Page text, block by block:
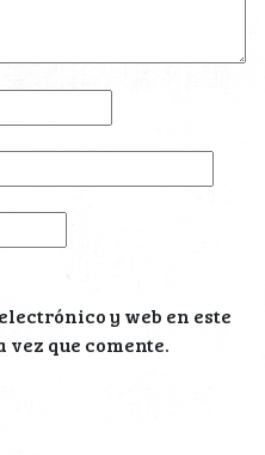
y web en este
que comente.